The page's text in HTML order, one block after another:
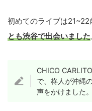
初めてのライブは21~22
とも渋谷で出会いました
CHICO
で、柊人が沖縄
声をかけました。